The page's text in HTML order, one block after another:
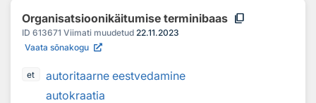
Organisatsioonikäitumise terminibaas content_copy
ID 613671 Viimati muudetud 22.11.2023
Vaata sõnakogu
et
autoritaarne eestvedamine
autokraatia